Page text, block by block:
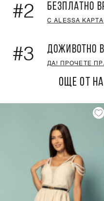
#2 БЕЗПЛАТНО
С ALESSA КАРТА
#3 ДОЖИВОТНО
ДА! ПРОЧЕТЕ
ОЩЕ ОТ